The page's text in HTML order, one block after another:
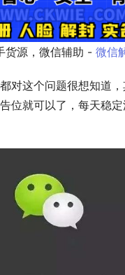
货源，微信辅助 - 微信
对这个问题很想知道
位就可以了，每天稳